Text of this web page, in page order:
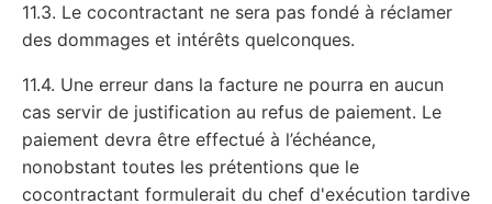
11.3. Le cocontractant ne sera pas fondé à réclamer
des dommages et intérêts quelconques.
11.4. Une erreur dans la facture ne pourra en aucun
cas servir de justification au refus de paiement. Le
paiement devra être effectué à l’échéance,
nonobstant toutes les prétentions que le
cocontractant formulerait du chef d'exécution tardive